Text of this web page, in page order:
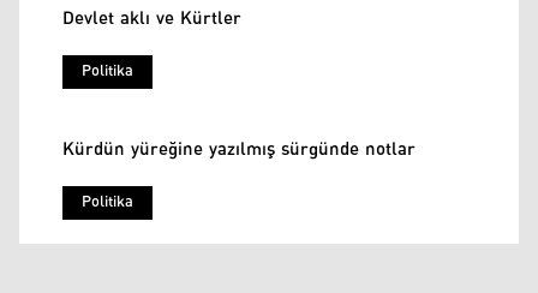
Politika
Devlet aklı ve Kürtler
Politika
Kürdün yüreğine yazılmış sürgünde notlar